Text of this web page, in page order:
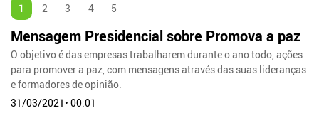
1 2 3 4 5
Mensagem Presidencial sobre Promova a paz
O objetivo é das empresas trabalharem durante o ano todo, ações
para promover a paz, com mensagens através das suas lideranças
e formadores de opinião.
31/03/2021• 00:01